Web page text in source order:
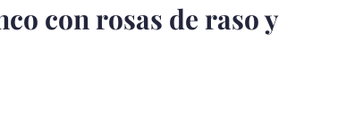
con rosas de raso y